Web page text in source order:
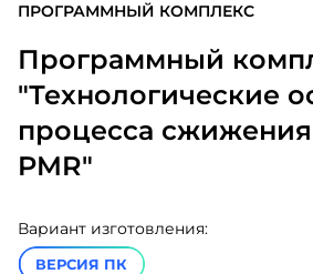
ПРОГРАММНЫЙ КОМПЛЕКС
Программный
"Технологические
процесса сжижения
PMR"
Вариант изготовления:
ВЕРСИЯ ПК